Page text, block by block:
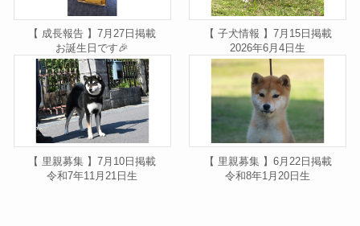
【 成長報告 】7月27日掲載
お誕生日です🎉
【 子犬情報 】7月15日掲載
2026年6月4日生
【 里親募集 】7月10日掲載
令和7年11月21日生
【 里親募集 】6月22日掲載
令和8年1月20日生